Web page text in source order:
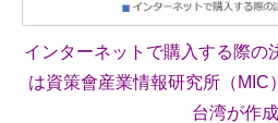
インターネットで購入する際の
は資策會産業情報研究所（MIC
台湾が作成